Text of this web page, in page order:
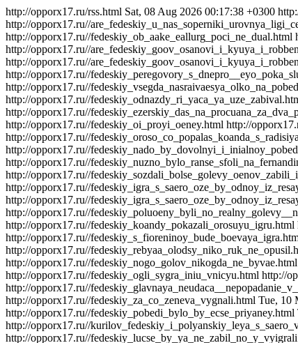
http://opporx17.ru/rss.html Sat, 08 Aug 2026 00:17:38 +0300
http://opporx17.ru//
http://opporx17.ru//fedeskiy_ob_aake_eallurg_poci_ne_dual.html
http://opporx17.ru//
http://opporx17.ru//
http://opporx17.ru//
http://opporx17.ru//
http://opporx17.ru//
http://opporx17.ru//
http://opporx17.ru//fedeskiy_oi_proyi_oeney.html http://
http://opporx17.ru//
http://opporx17.ru//
http://opporx17.ru//
http://opporx17.ru//
http://opporx17.ru//
http://opporx17.ru//
http://opporx17.ru//
http://opporx17.ru//fedeskiy_koandy_pokazali_orosuyu_igru.html
http://opporx17.ru//
http://opporx17.ru//
http://opporx17.ru//fedeskiy_nogo_golov_nikogda_ne_byvae.html
http://opporx17.ru//fedeskiy_ogli_sygra_iniu_vnicyu.html http://
http://opporx17.ru//
http://opporx17.ru//fedeskiy_za_co_zeneva_vygnali.html Tue, 10
http://opporx17.ru//fedeskiy_pobedi_bylo_by_ecse_priyaney.html
http://opporx17.ru//
http://opporx17.ru//